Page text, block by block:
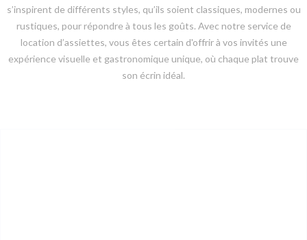
s’inspirent de différents styles, qu’ils soient classiques, modernes ou
rustiques, pour répondre à tous les goûts. Avec notre service de
location d’assiettes, vous êtes certain d'offrir à vos invités une
expérience visuelle et gastronomique unique, où chaque plat trouve
son écrin idéal.